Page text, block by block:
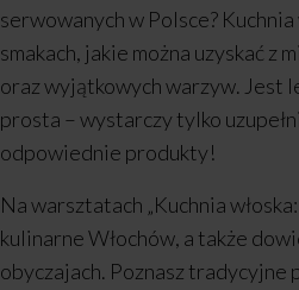
serwowanych w Polsce?
smakach, jakie można uzyskać z
oraz wyjątkowych warzyw. Jest
prosta – wystarczy tylko
odpowiednie produkty!
Na warsztatach „Kuchnia
kulinarne Włochów, a także
obyczajach. Poznasz